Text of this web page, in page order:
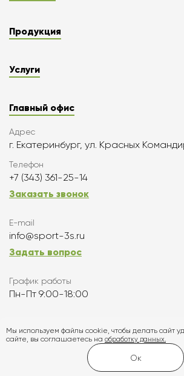
Продукция
Услуги
Главный офис
Адрес
г. Екатеринбург, ул. Красных
Телефон
+7 (343) 361-25-14
Заказать звонок
E-mail
info@sport-3s.ru
Задать вопрос
График работы
Пн-Пт 9:00-18:00
Подписаться
Создание и
Мы используем файлы cookie, чтобы делать сайт
сайте, вы соглашаетесь на обработку данных.
Ок